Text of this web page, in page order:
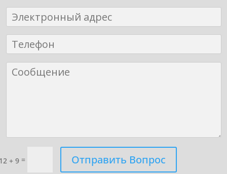
+ 9 = Отправить Вопрос